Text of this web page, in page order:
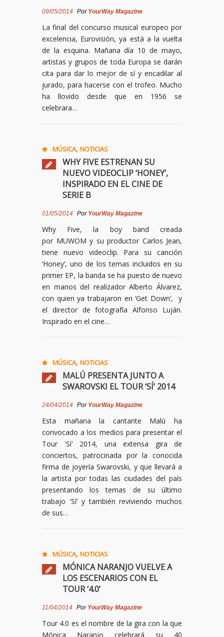
09/05/2014 Por YourWay Magazine
La final del concurso musical europeo por
excelencia, Eurovisión, ya está a la vuelta
de la esquina. Mañana día 10 de mayo,
artistas y grupos de toda Europa se darán
cita para dar lo mejor de sí y encadilar al
jurado, para hacerse con el trofeo. Mucho
ha llovido desde que en 1956 se
celebrara…
MÚSICA, NOTICIAS
WHY FIVE ESTRENAN SU
NUEVO VIDEOCLIP ‘HONEY’,
INSPIRADO EN EL CINE DE
SERIE B
01/05/2014 Por YourWay Magazine
Why Five, la boy band creada
por MUWOM y su productor Carlos Jean,
tiene nuevo videoclip. Para su canción
‘Honey’, uno de los temas incluidos en su
primer EP, la banda se ha puesto de nuevo
en manos del realizador Alberto Álvarez,
con quien ya trabajaron en ‘Get Down’, y
el director de fotografía Alfonso Luján.
Inspirado en el cine…
MÚSICA, NOTICIAS
MALÚ PRESENTA JUNTO A
SWAROVSKI EL TOUR ‘SÍ’ 2014
24/04/2014 Por YourWay Magazine
Esta mañana la cantante Malú ha
convocado a los medios para presentar el
Tour 'Sí' 2014, una extensa gira de
conciertos, patrocinada por la conocida
firma de joyería Swarovski, y que llevará a
la artista por todas las ciudades del país
presentando los temas de su último
trabajo 'Sí' y también reviviendo muchos
de sus…
MÚSICA, NOTICIAS
MÓNICA NARANJO VUELVE A
LOS ESCENARIOS CON EL
TOUR ‘4.0’
11/04/2014 Por YourWay Magazine
Tour 4.0 es el nombre de la gira con la que
Mónica Naranjo celebrará su 40